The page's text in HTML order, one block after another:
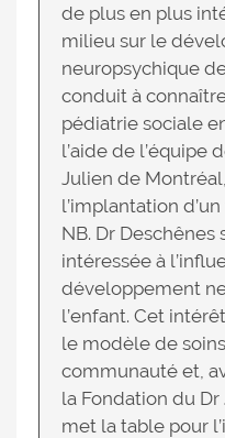
de plus en plus
milieu sur le
neuropsychique
conduit à
pédiatrie sociale
l’aide de l’équipe
Julien de
l’implantation
NB. Dr Deschênes
intéressée à
développement
l’enfant. Cet
le modèle de
communauté et,
la Fondation du
met la table pour